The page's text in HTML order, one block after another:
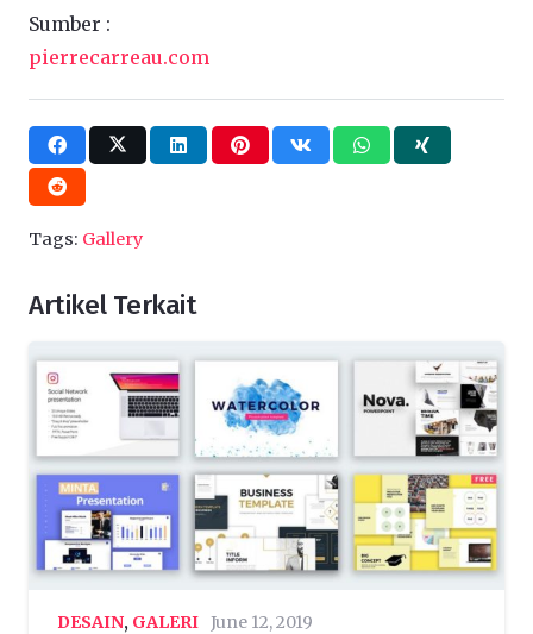
Sumber :
pierrecarreau.com
Tags: Gallery
Artikel Terkait
DESAIN, GALERI June 12, 2019